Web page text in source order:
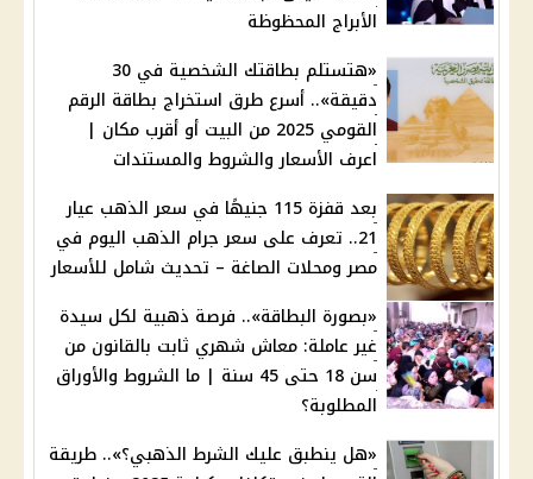
الأبراج المحظوظة
«هتستلم بطاقتك الشخصية في 30
دقيقة».. أسرع طرق استخراج بطاقة الرقم
القومي 2025 من البيت أو أقرب مكان |
اعرف الأسعار والشروط والمستندات
بعد قفزة 115 جنيهًا في سعر الذهب عيار
21.. تعرف على سعر جرام الذهب اليوم في
مصر ومحلات الصاغة – تحديث شامل للأسعار
«بصورة البطاقة».. فرصة ذهبية لكل سيدة
غير عاملة: معاش شهري ثابت بالقانون من
سن 18 حتى 45 سنة | ما الشروط والأوراق
المطلوبة؟
«هل ينطبق عليك الشرط الذهبي؟».. طريقة